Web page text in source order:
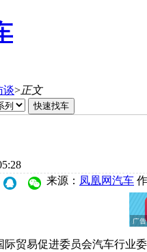
谈>正文
来源： 凤凰网汽车
际贸易促进委员会汽车行业